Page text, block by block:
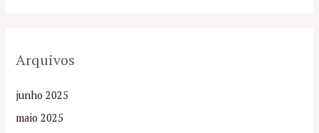
Arquivos
junho 2025
maio 2025